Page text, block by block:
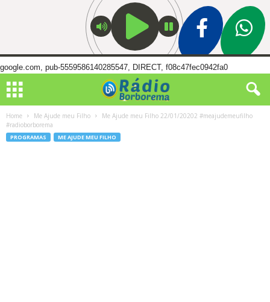
google.com, pub-5559586140285547, DIRECT, f08c47fec0942fa0
Home Me Ajude meu Filho
Me Ajude meu Filho 22/01/20202 #meajudemeufilho
#radioborborema
PROGRAMAS ME AJUDE MEU FILHO